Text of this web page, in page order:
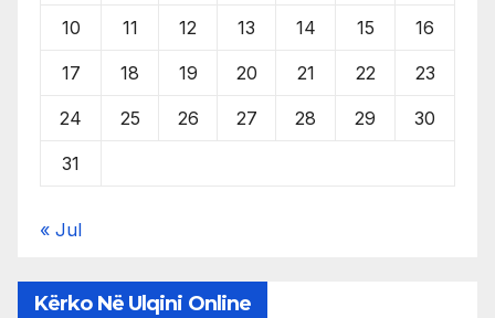
10 11 12 13 14 15 16
17 18 19 20 21 22 23
24 25 26 27 28 29 30
31
« Jul
Kërko Në Ulqini Online